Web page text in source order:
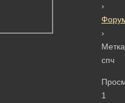
›
›
спч
1